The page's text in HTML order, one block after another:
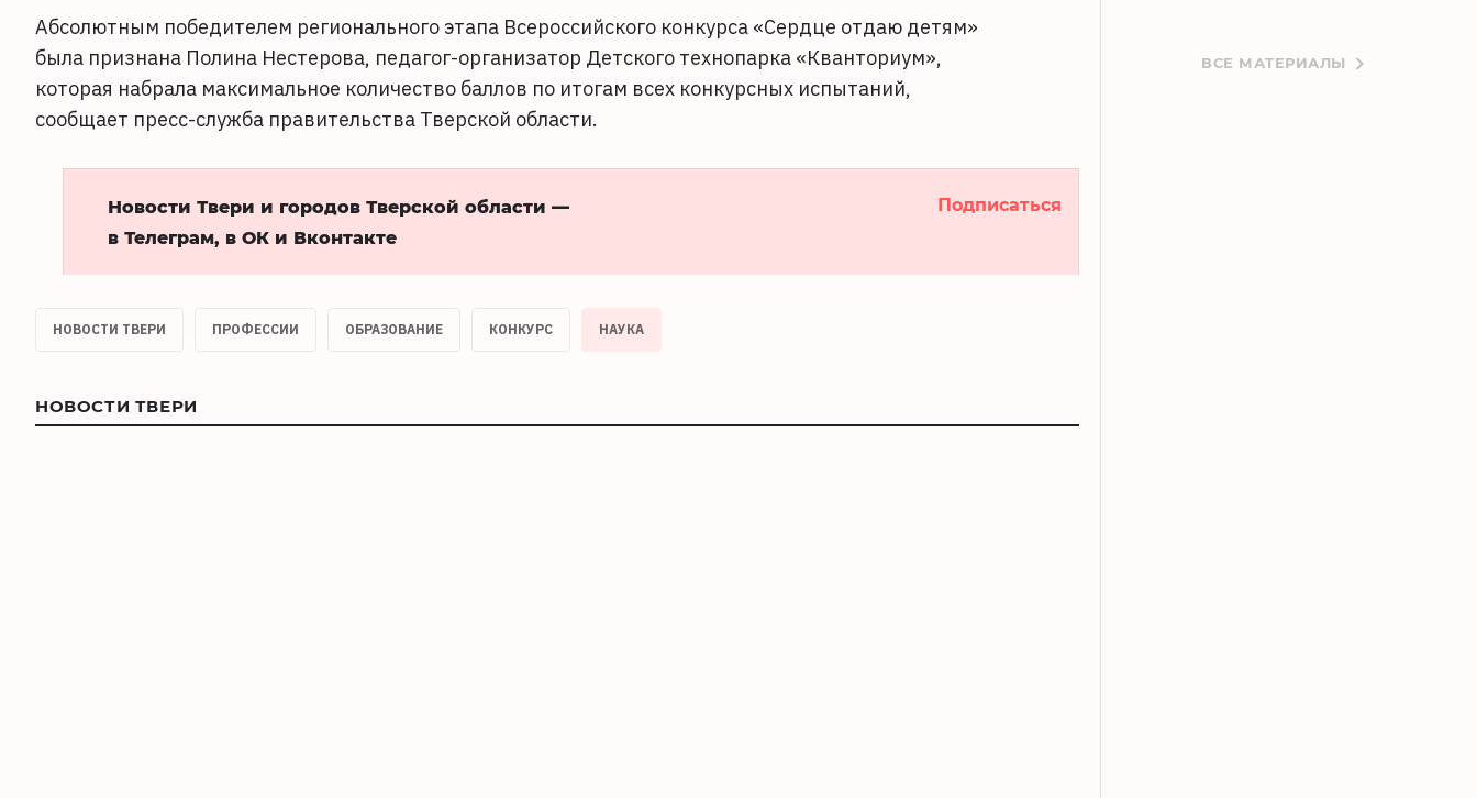
Абсолютным победителем регионального этапа Всероссийского конкурса «Сердце отдаю детям»
была признана Полина Нестерова, педагог-организатор Детского технопарка «Кванториум»,
которая набрала максимальное количество баллов по итогам всех конкурсных испытаний,
сообщает пресс-служба правительства Тверской области.
Новости Твери и городов Тверской области —
в Телеграм, в ОК и Вконтакте
Подписаться
НОВОСТИ ТВЕРИ ПРОФЕССИИ ОБРАЗОВАНИЕ КОНКУРС НАУКА
НОВОСТИ ТВЕРИ
ВСЕ МАТЕРИАЛЫ